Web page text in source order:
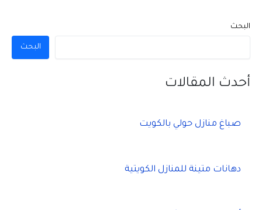
البحث
البحث
أحدث المقالات
صباغ منازل حولي بالكويت
دهانات متينة للمنازل الكويتية